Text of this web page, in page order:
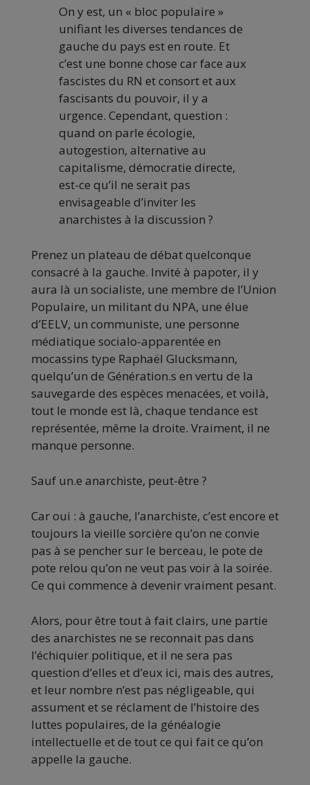
On y est, un « bloc populaire »
unifiant les diverses tendances de
gauche du pays est en route. Et
c’est une bonne chose car face aux
fascistes du RN et consort et aux
fascisants du pouvoir, il y a
urgence. Cependant, question :
quand on parle écologie,
autogestion, alternative au
capitalisme, démocratie directe,
est-ce qu’il ne serait pas
envisageable d’inviter les
anarchistes à la discussion ?
Prenez un plateau de débat quelconque
consacré à la gauche. Invité à papoter, il y
aura là un socialiste, une membre de l’Union
Populaire, un militant du NPA, une élue
d’EELV, un communiste, une personne
médiatique socialo-apparentée en
mocassins type Raphaël Glucksmann,
quelqu’un de Génération.s en vertu de la
sauvegarde des espèces menacées, et voilà,
tout le monde est là, chaque tendance est
représentée, même la droite. Vraiment, il ne
manque personne.
Sauf un.e anarchiste, peut-être ?
Car oui : à gauche, l’anarchiste, c’est encore et
toujours la vieille sorcière qu’on ne convie
pas à se pencher sur le berceau, le pote de
pote relou qu’on ne veut pas voir à la soirée.
Ce qui commence à devenir vraiment pesant.
Alors, pour être tout à fait clairs, une partie
des anarchistes ne se reconnait pas dans
l’échiquier politique, et il ne sera pas
question d’elles et d’eux ici, mais des autres,
et leur nombre n’est pas négligeable, qui
assument et se réclament de l’histoire des
luttes populaires, de la généalogie
intellectuelle et de tout ce qui fait ce qu’on
appelle la gauche.